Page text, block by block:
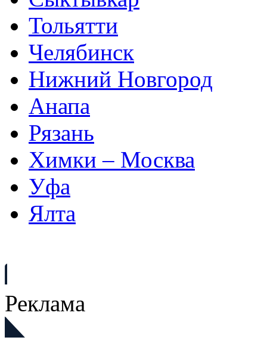
Тольятти
Челябинск
Нижний Новгород
Анапа
Рязань
Химки – Москва
Уфа
Ялта
Реклама